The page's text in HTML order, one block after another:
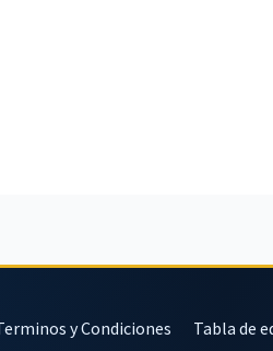
y Condiciones Tabla de